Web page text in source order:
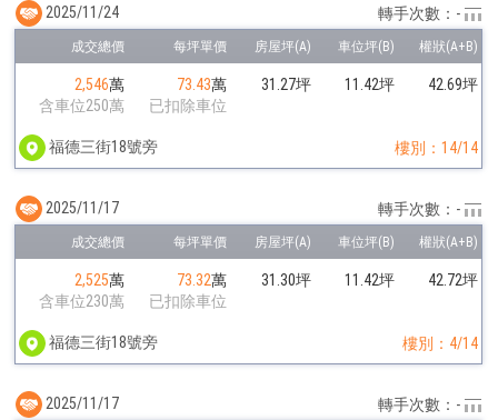
2,546萬
含車位250萬
73.43萬
已扣除車位
31.27坪 11.42坪 42.69坪
福德三街18號旁 樓別：14/14
2025/11/24 轉手次數：-
2,525萬
含車位230萬
73.32萬
已扣除車位
31.30坪 11.42坪 42.72坪
福德三街18號旁 樓別：4/14
2025/11/17 轉手次數：-
2025/11/17 轉手次數：-